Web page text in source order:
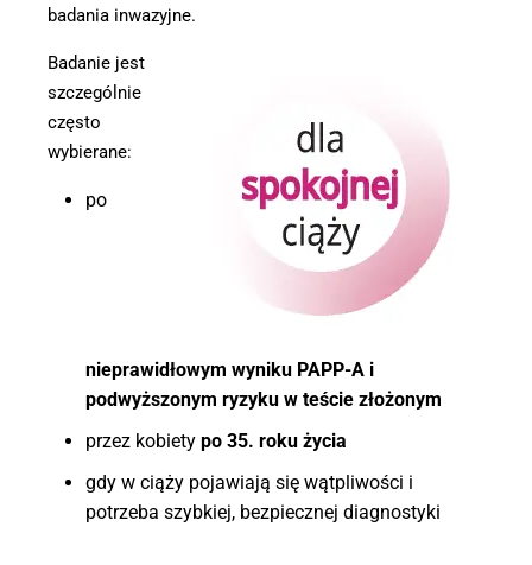
badania inwazyjne.
Badanie jest
szczególnie
często
wybierane:
po
nieprawidłowym wyniku PAPP-A i
podwyższonym ryzyku w teście złożonym
przez kobiety po 35. roku życia
gdy w ciąży pojawiają się wątpliwości i
potrzeba szybkiej, bezpiecznej diagnostyki